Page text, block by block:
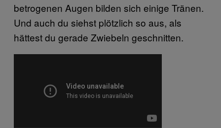
betrogenen Augen bilden sich einige Tränen.
Und auch du siehst plötzlich so aus, als
hättest du gerade Zwiebeln geschnitten.